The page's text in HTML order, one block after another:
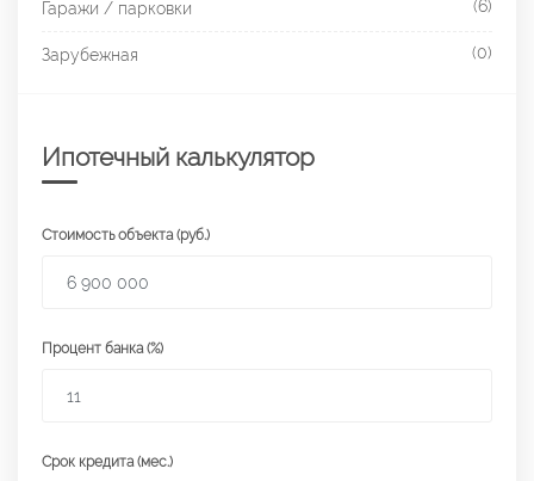
Гаражи / парковки (6)
Зарубежная (0)
Ипотечный калькулятор
Стоимость объекта (руб.)
Процент банка (%)
Срок кредита (мес.)